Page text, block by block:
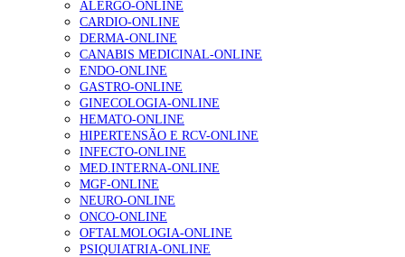
gesto conta e cada profissional faz a diferença”
202 visualizações
Alguns milhares de utentes podem ficar sem médico de
família com nova regras do registo, alerta associação
175 visualizações
Quase quatro em cada dez doentes com enfarte
apresentavam níveis elevados de Lp(a), revela estudo
86 visualizações
ALERGO-ONLINE
CARDIO-ONLINE
DERMA-ONLINE
CANABIS MEDICINAL-ONLINE
ENDO-ONLINE
GASTRO-ONLINE
GINECOLOGIA-ONLINE
HEMATO-ONLINE
HIPERTENSÃO E RCV-ONLINE
INFECTO-ONLINE
MED.INTERNA-ONLINE
MGF-ONLINE
NEURO-ONLINE
ONCO-ONLINE
OFTALMOLOGIA-ONLINE
PSIQUIATRIA-ONLINE